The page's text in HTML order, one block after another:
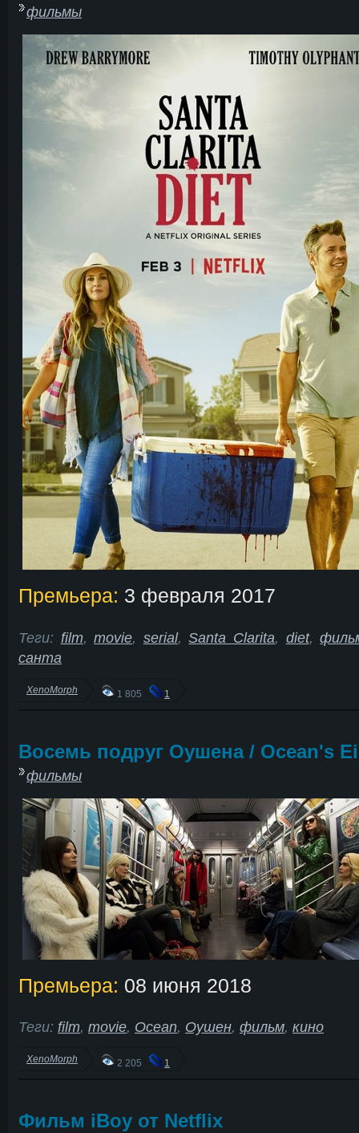
фильмы
Премьера: 3 февраля 2017
Теги: film,movie, serial,Santa Clarita, diet,
санта
XenoMorph 1 805 1
Восемь подруг Оушена / Ocean's
фильмы
Премьера: 08 июня 2018
Теги: film, movie, Ocean, Оушен, фильм, кино
XenoMorph 2 205 1
Фильм iBoy от Netflix